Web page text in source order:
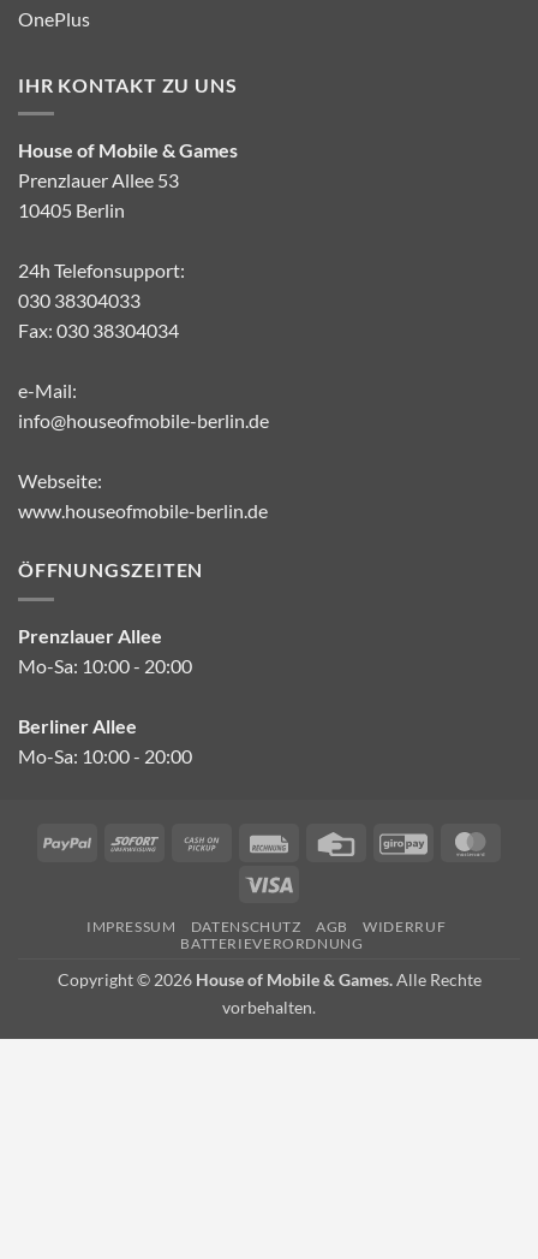
OnePlus
IHR KONTAKT ZU UNS
House of Mobile & Games
Prenzlauer Allee 53
10405 Berlin
24h Telefonsupport:
030 38304033
Fax: 030 38304034
e-Mail:
info@houseofmobile-berlin.de
Webseite:
www.houseofmobile-berlin.de
ÖFFNUNGSZEITEN
Prenzlauer Allee
Mo-Sa: 10:00 - 20:00
Berliner Allee
Mo-Sa: 10:00 - 20:00
PayPal Sofort
Cash
Pickup
Rechung
Credit
GiroPay
IMPRESSUM DATENSCHUTZ AGB
WIDERRUF
BATTERIEVERORDNUNG
Copyright © 2026 House of Mobile & Games.Alle Rechte
vorbehalten.